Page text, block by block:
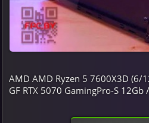
AMD AMD Ryzen 5 7600X3D (6/
GF RTX 5070 GamingPro-S